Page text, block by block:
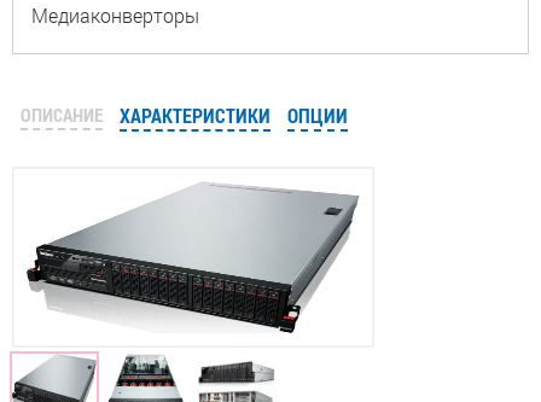
Медиаконверторы
ОПИСАНИЕ ХАРАКТЕРИСТИКИ ОПЦИИ